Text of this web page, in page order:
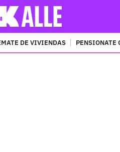
DE VIVIENDAS PENSIONATE